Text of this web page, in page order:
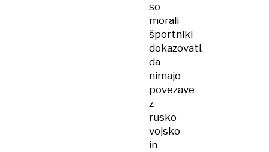
so
morali
športniki
dokazovati,
da
nimajo
povezave
z
rusko
vojsko
in